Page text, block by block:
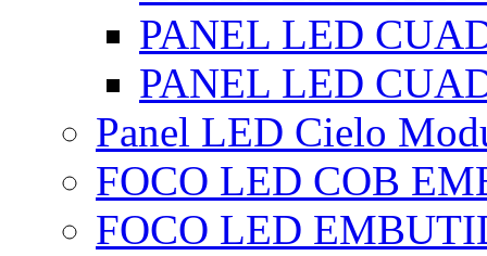
PANEL LED
PANEL LED
Panel LED Cielo
FOCO LED COB
FOCO LED